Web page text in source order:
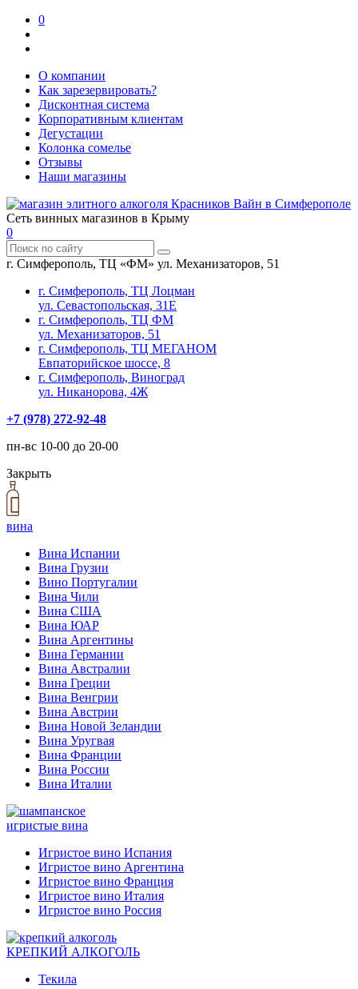
0
О компании
Как зарезервировать?
Дисконтная система
Корпоративным клиентам
Дегустации
Колонка сомелье
Отзывы
Наши магазины
Сеть винных магазинов в Крыму
0
г. Симферополь, ТЦ «ФМ» ул. Механизаторов, 51
г. Симферополь, ТЦ Лоцман
ул. Севастопольская, 31Е
г. Симферополь, ТЦ ФМ
ул. Механизаторов, 51
г. Симферополь, ТЦ МЕГАНОМ
Евпаторийское шоссе, 8
г. Симферополь, Виноград
ул. Никанорова, 4Ж
+7 (978) 272-92-48
пн-вс 10-00 до 20-00
Закрыть
вина
Вина Испании
Вина Грузии
Вино Португалии
Вина Чили
Вина США
Вина ЮАР
Вина Аргентины
Вина Германии
Вина Австралии
Вина Греции
Вина Венгрии
Вина Австрии
Вина Новой Зеландии
Вина Уругвая
Вина Франции
Вина России
Вина Италии
игристые вина
Игристое вино Испания
Игристое вино Аргентина
Игристое вино Франция
Игристое вино Италия
Игристое вино Россия
КРЕПКИЙ АЛКОГОЛЬ
Текила